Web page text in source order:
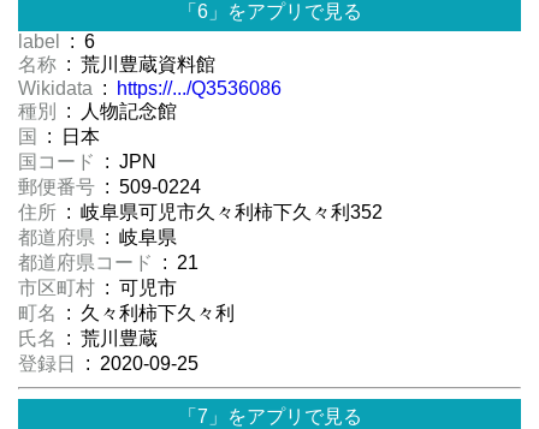
「6」をアプリで見る
label
: 6
名称 : 荒川豊蔵資料館
Wikidata :
https://.../Q3536086
種別
: 人物記念館
国
: 日本
国コード
: JPN
郵便番号 : 509-0224
住所 : 岐阜県可児市久々利柿下久々利352
都道府県 : 岐阜県
都道府県コード
: 21
市区町村 : 可児市
町名
: 久々利柿下久々利
氏名
: 荒川豊蔵
登録日
: 2020-09-25
「7」をアプリで見る